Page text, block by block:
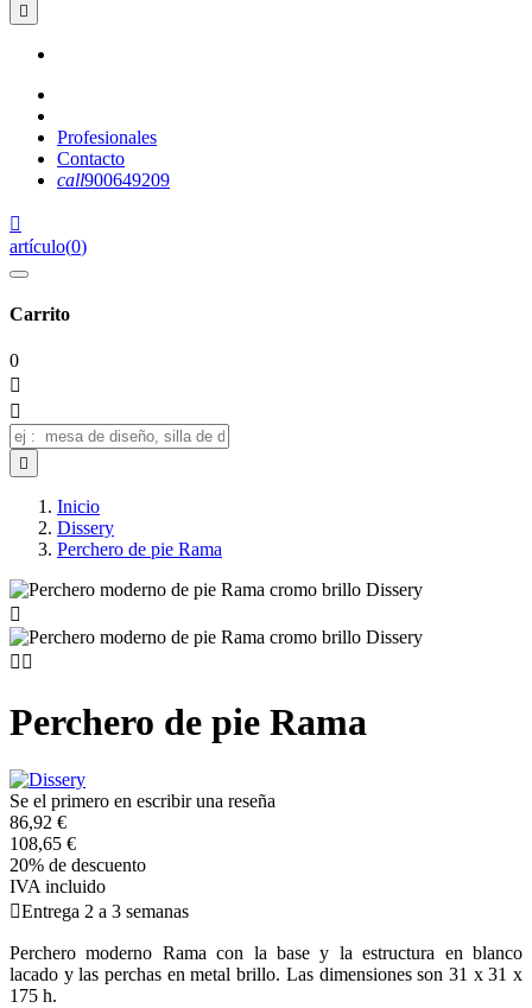

Profesionales
Contacto
call900649209

artículo(0)
Carrito
0



Inicio
Dissery
Perchero de pie Rama

 
Perchero de pie Rama
Se el primero en escribir una reseña
86,92 €
108,65 €
20% de descuento
IVA incluido
Entrega 2 a 3 semanas
Perchero moderno Rama con la base y la estructura en blanco
lacado y las perchas en metal brillo. Las dimensiones son 31 x 31 x
175 h.